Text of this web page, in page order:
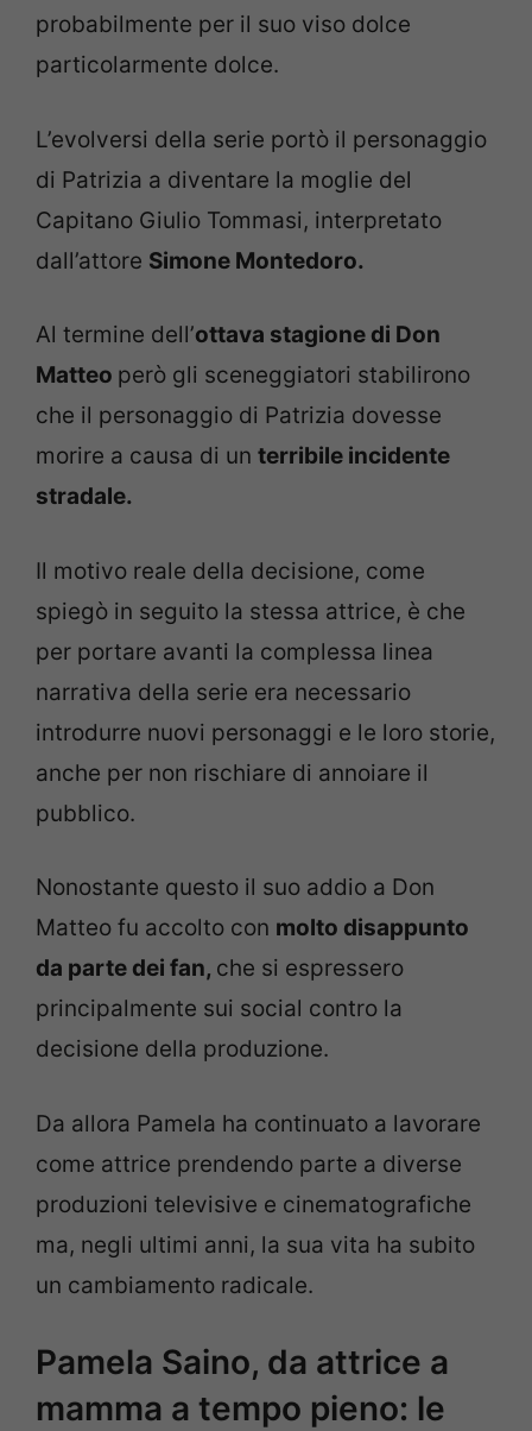
probabilmente per il suo viso dolce
particolarmente dolce.
L’evolversi della serie portò il personaggio
di Patrizia a diventare la moglie del
Capitano Giulio Tommasi, interpretato
dall’attore Simone Montedoro.
Al termine dell’ottava stagione di Don
Matteo però gli sceneggiatori stabilirono
che il personaggio di Patrizia dovesse
morire a causa di un terribile incidente
stradale.
Il motivo reale della decisione, come
spiegò in seguito la stessa attrice, è che
per portare avanti la complessa linea
narrativa della serie era necessario
introdurre nuovi personaggi e le loro storie,
anche per non rischiare di annoiare il
pubblico.
Nonostante questo il suo addio a Don
Matteo fu accolto con molto disappunto
da parte dei fan, che si espressero
principalmente sui social contro la
decisione della produzione.
Da allora Pamela ha continuato a lavorare
come attrice prendendo parte a diverse
produzioni televisive e cinematografiche
ma, negli ultimi anni, la sua vita ha subito
un cambiamento radicale.
Pamela Saino, da attrice a
mamma a tempo pieno: le